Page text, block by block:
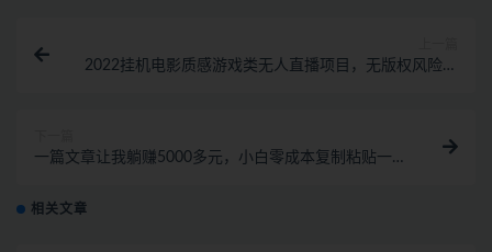
2022挂机电影质感游戏类无人直播项目，无版权风险多
一篇文章让我躺赚5000多元，小白零成本复制粘贴一样
相关文章